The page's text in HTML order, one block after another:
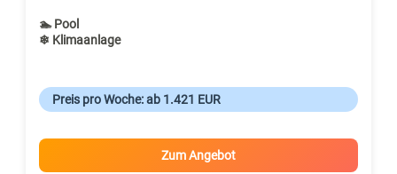
🏊 Pool
❄ Klimaanlage
Preis pro Woche: ab 1.421 EUR
Zum Angebot